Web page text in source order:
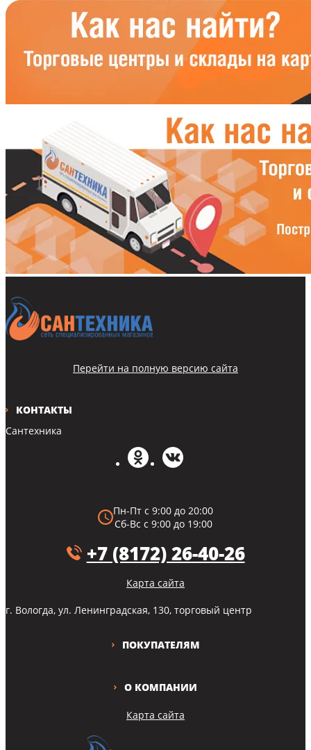
Карта сайта
О КОМПАНИИ
ПОКУПАТЕЛЯМ
КОНТАКТЫ
Сантехника
Пн-Пт с 9:00 до 20:00
Сб-Вс с 9:00 до 19:00
+7 (8172) 26-40-26
Карта сайта
г. Вологда, ул. Ленинградская, 130, торговый центр
Перейти на полную версию сайта